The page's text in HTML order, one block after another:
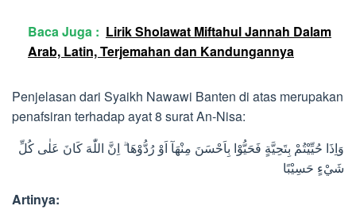
Baca Juga : Lirik Sholawat Miftahul Jannah Dalam
Arab, Latin, Terjemahan dan Kandungannya
Penjelasan dari Syaikh Nawawi Banten di atas merupakan
penafsiran terhadap ayat 8 surat An-Nisa:
وَاِذَا حُيِّيْتُمْ بِتَحِيَّةٍ فَحَيُّوْا بِاَحْسَنَ مِنْهَآ اَوْ رُدُّوْهَا ۗ اِنَّ اللّٰهَ كَانَ عَلٰى كُلِّ
شَيْءٍ حَسِيْبًا
Artinya: